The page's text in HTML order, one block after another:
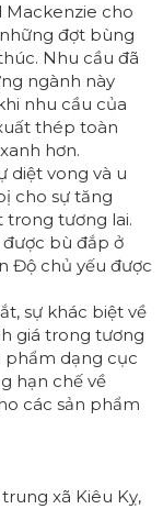
Mackenzie cho
đợt bùng
Nhu cầu đã
ngành này
nhu cầu của
thép toàn
hơn.
diệt vong và u
cho sự tăng
trong tương lai.
được bù đắp ở
Độ chủ yếu được
sự khác biệt về
giá trong tương
phẩm dạng cục
hạn chế về
các sản phẩm
xã Kiêu Kỵ,